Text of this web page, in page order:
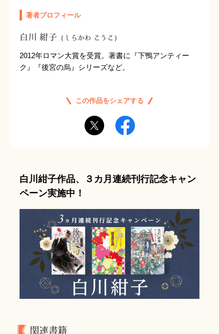
著者プロフィール
白川 紺子 （しらかわ こうこ）
2012年ロマン大賞を受賞。著書に『下鴨アンティー
ク』『後宮の烏』シリーズなど。
この作品をシェアする
白川紺子作品、３カ月連続刊行記念キャン
ペーン実施中！
関連書籍